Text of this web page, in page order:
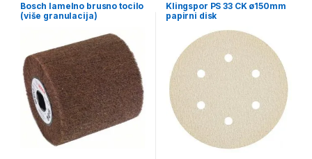
Bosch lamelno brusno tocilo
(više granulacija)
Klingspor PS 33 CK ø150mm
papirni disk